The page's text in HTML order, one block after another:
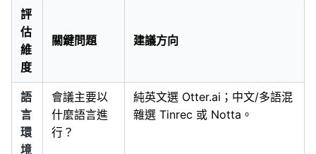
評
估
維
度
關鍵問題 建議方向
語
言
環
境
會議主要以
什麼語言進
行？
純英文選 Otter.ai；中文/多語混
雜選 Tinrec 或 Notta。